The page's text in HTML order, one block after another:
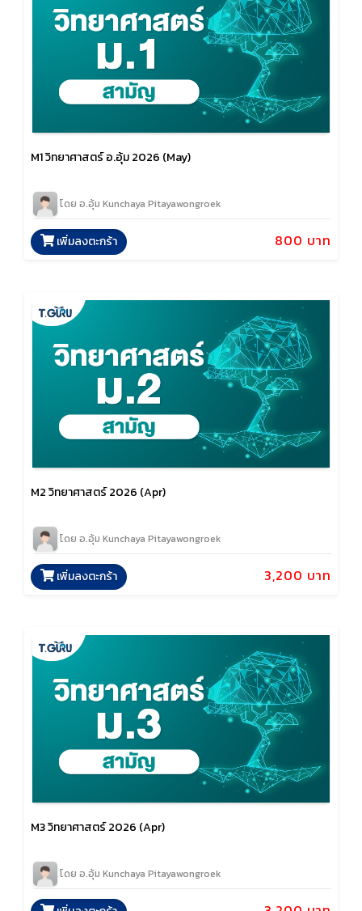
M1 วิทยาศาสตร์ อ.อุ้ม 2026 (May)
โดย อ.อุ้ม Kunchaya Pitayawongroek
800 บาท
เพิ่มลงตะกร้า
M2 วิทยาศาสตร์ 2026 (Apr)
โดย อ.อุ้ม Kunchaya Pitayawongroek
3,200 บาท
เพิ่มลงตะกร้า
M3 วิทยาศาสตร์ 2026 (Apr)
โดย อ.อุ้ม Kunchaya Pitayawongroek